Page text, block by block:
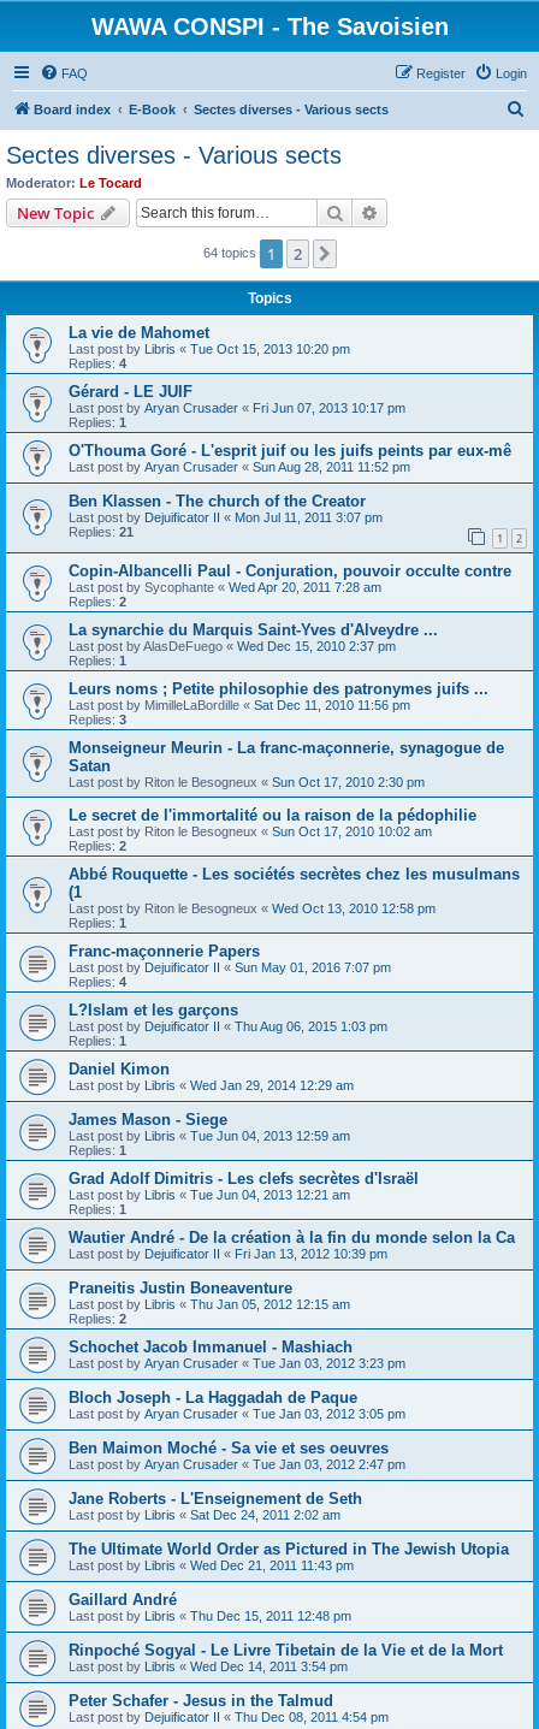
WAWA CONSPI - The Savoisien
FAQ Login
Register
Board index E-Book Sectes diverses - Various sects
Sectes diverses - Various sects
Moderator: Le Tocard
New Topic Search
64 topics 1 2
Topics
La vie de Mahomet
Last post by Libris « Tue Oct 15, 2013 10:20 pm
Replies: 4
Gérard - LE JUIF
Last post by Aryan Crusader « Fri Jun 07, 2013 10:17 pm
Replies: 1
O'Thouma Goré - L'esprit juif ou les juifs peints par eux-mê
Last post by Aryan Crusader « Sun Aug 28, 2011 11:52 pm
Ben Klassen - The church of the Creator
Last post by Dejuificator II « Mon Jul 11, 2011 3:07 pm
Replies: 21 1 2
Copin-Albancelli Paul - Conjuration, pouvoir occulte contre
Last post by Sycophante « Wed Apr 20, 2011 7:28 am
Replies: 2
La synarchie du Marquis Saint-Yves d'Alveydre ...
Last post byAlasDeFuego « Wed Dec 15, 2010 2:37 pm
Replies: 1
Leurs noms ; Petite philosophie des patronymes juifs ...
Last post by MimilleLaBordille « Sat Dec 11, 2010 11:56 pm
Replies: 3
Monseigneur Meurin - La franc-maçonnerie, synagogue de
Satan
Last post by Riton le Besogneux « Sun Oct 17, 2010 2:30 pm
Le secret de l'immortalité ou la raison de la pédophilie
Last post by Riton le Besogneux « Sun Oct 17, 2010 10:02 am
Replies: 2
Abbé Rouquette - Les sociétés secrètes chez les musulmans
(1
Last post by Riton le Besogneux « Wed Oct 13, 2010 12:58 pm
Replies: 1
Franc-maçonnerie Papers
Last post by Dejuificator II « Sun May 01, 2016 7:07 pm
Replies: 4
L?Islam et les garçons
Last post by Dejuificator II « Thu Aug 06, 2015 1:03 pm
Replies: 1
Daniel Kimon
Last post by Libris « Wed Jan 29, 2014 12:29 am
James Mason - Siege
Last post by Libris « Tue Jun 04, 2013 12:59 am
Replies: 1
Grad Adolf Dimitris - Les clefs secrètes d'Israël
Last post by Libris « Tue Jun 04, 2013 12:21 am
Replies: 1
Wautier André - De la création à la fin du monde selon la Ca
Last post by Dejuificator II « Fri Jan 13, 2012 10:39 pm
Praneitis Justin Boneaventure
Last post by Libris « Thu Jan 05, 2012 12:15 am
Replies: 2
Schochet Jacob Immanuel - Mashiach
Last post by Aryan Crusader « Tue Jan 03, 2012 3:23 pm
Bloch Joseph - La Haggadah de Paque
Last post by Aryan Crusader « Tue Jan 03, 2012 3:05 pm
Ben Maimon Moché - Sa vie et ses oeuvres
Last post by Aryan Crusader « Tue Jan 03, 2012 2:47 pm
Jane Roberts - L'Enseignement de Seth
Last post by Libris « Sat Dec 24, 2011 2:02 am
The Ultimate World Order as Pictured in The Jewish Utopia
Last post by Libris « Wed Dec 21, 2011 11:43 pm
Gaillard André
Last post by Libris « Thu Dec 15, 2011 12:48 pm
Rinpoché Sogyal - Le Livre Tibetain de la Vie et de la Mort
Last post by Libris « Wed Dec 14, 2011 3:54 pm
Peter Schafer - Jesus in the Talmud
Last post by Dejuificator II « Thu Dec 08, 2011 4:54 pm